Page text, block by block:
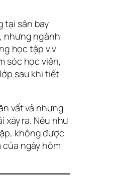
tại sân bay
nhưng ngành
học tập v.v
sóc học viên,
sau khi tiết
vất vả nhưng
xảy ra. Nếu như
không được
của ngày hôm